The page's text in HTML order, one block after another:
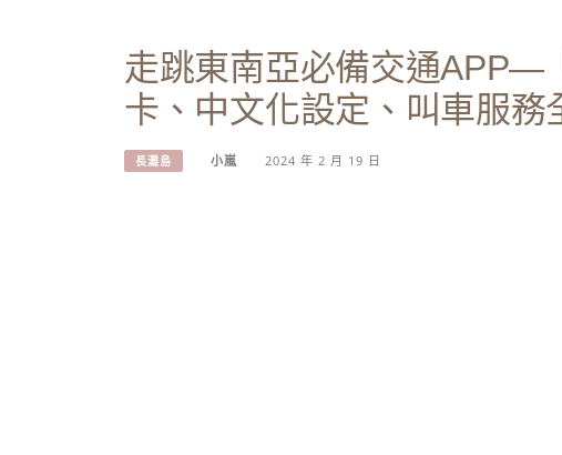
走跳東南亞必備交通APP—
卡、中文化設定、叫車服務
長灘島 小嵐 2024 年 2 月 19 日